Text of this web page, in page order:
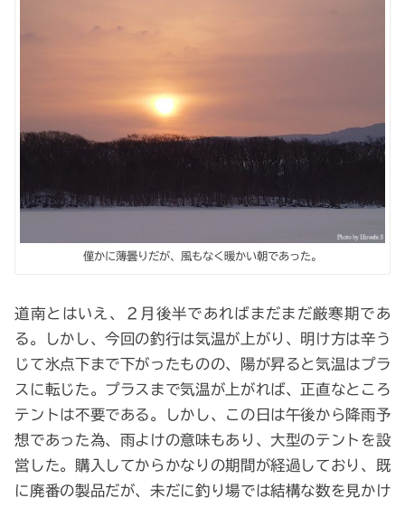
僅かに薄曇りだが、風もなく暖かい朝であった。
道南とはいえ、２月後半であればまだまだ厳寒期であ
る。しかし、今回の釣行は気温が上がり、明け方は辛う
じて氷点下まで下がったものの、陽が昇ると気温はプラ
スに転じた。プラスまで気温が上がれば、正直なところ
テントは不要である。しかし、この日は午後から降雨予
想であった為、雨よけの意味もあり、大型のテントを設
営した。購入してからかなりの期間が経過しており、既
に廃番の製品だが、未だに釣り場では結構な数を見かけ